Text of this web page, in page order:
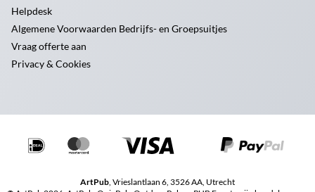
Helpdesk
Algemene Voorwaarden Bedrijfs- en Groepsuitjes
Vraag offerte aan
Privacy & Cookies
ArtPub, Vrieslantlaan 6, 3526 AA, Utrecht